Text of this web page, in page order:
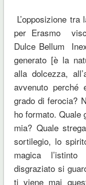
L’opposizione
per Erasmo
Dulce Bellum
generato [è la
alla dolcezza,
avvenuto perché
grado di ferocia?
ho formato. Quale
mia? Quale
sortilegio, lo
magica
disgraziato si
ti viene mai